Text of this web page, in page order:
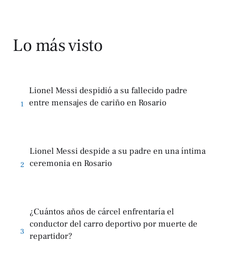
Lo más visto
1
Lionel Messi despidió a su fallecido padre
entre mensajes de cariño en Rosario
2
Lionel Messi despide a su padre en una íntima
ceremonia en Rosario
3
¿Cuántos años de cárcel enfrentaría el
conductor del carro deportivo por muerte de
repartidor?